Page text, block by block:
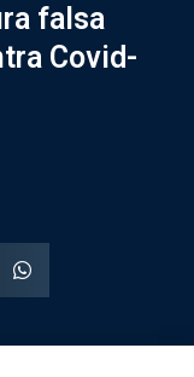
falsa
Covid-